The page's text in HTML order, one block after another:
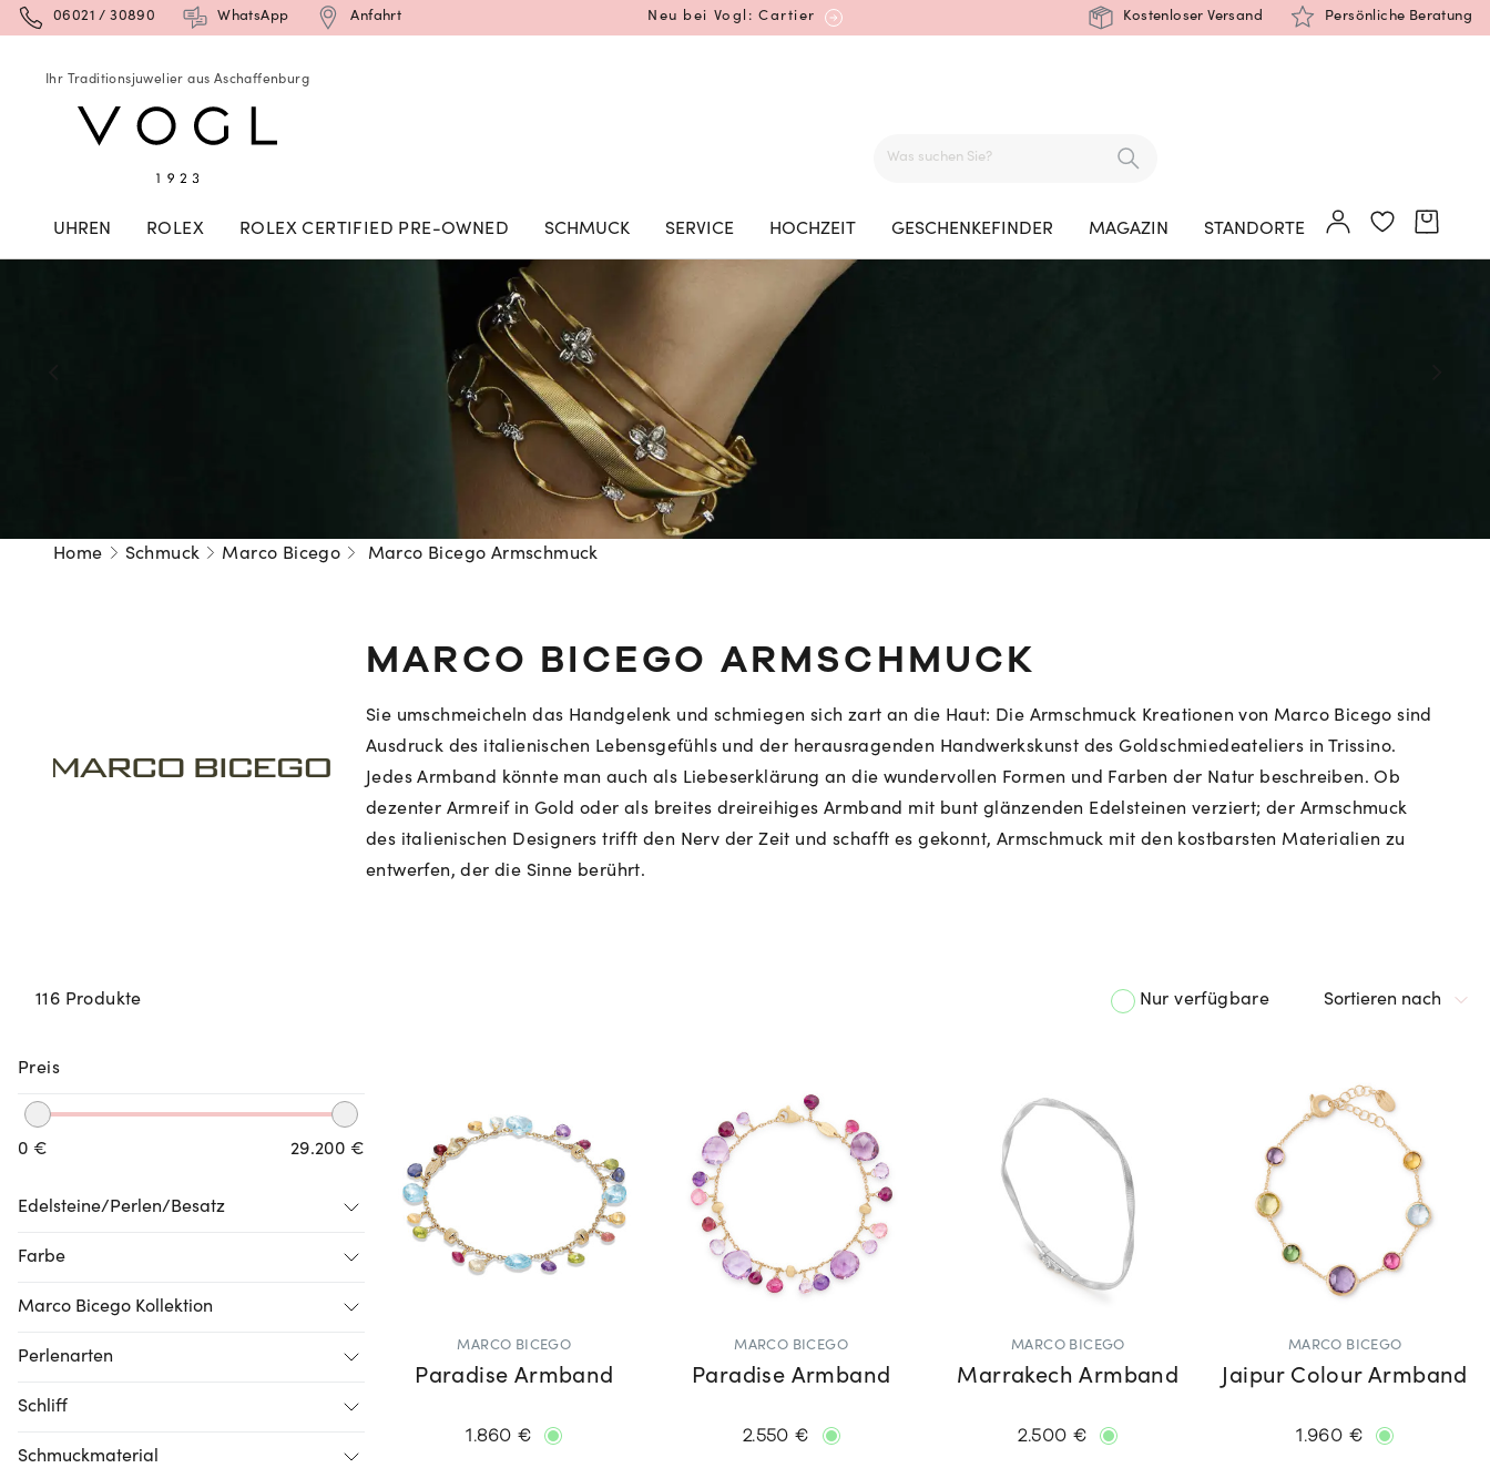
06021 / 30890 WhatsApp Anfahrt Mehr erfahren: Ikonische Uhren von Cartier
Neu bei Vogl: Uhren von Grand Seiko
Neu bei Vogl: Cartier
Mehr erfahren: Ikonische Uhren von Cartier
Kostenloser Versand Persönliche Beratung
Ihr Traditionsjuwelier aus Aschaffenburg
UHREN ROLEX ROLEX CERTIFIED PRE-OWNED SCHMUCK SERVICE HOCHZEIT GESCHENKEFINDER MAGAZIN STANDORTE
Home Schmuck Marco Bicego Marco Bicego Armschmuck
MARCO BICEGO ARMSCHMUCK
Sie umschmeicheln das Handgelenk und schmiegen sich zart an die Haut: Die Armschmuck Kreationen von Marco Bicego sind
Ausdruck des italienischen Lebensgefühls und der herausragenden Handwerkskunst des Goldschmiedeateliers in Trissino.
Jedes Armband könnte man auch als Liebeserklärung an die wundervollen Formen und Farben der Natur beschreiben. Ob
dezenter Armreif in Gold oder als breites dreireihiges Armband mit bunt glänzenden Edelsteinen verziert; der Armschmuck
des italienischen Designers trifft den Nerv der Zeit und schafft es gekonnt, Armschmuck mit den kostbarsten Materialien zu
entwerfen, der die Sinne berührt.
116 Produkte Nur verfügbare Sortieren nach
Preis
0 € 29.200 €
Edelsteine/Perlen/Besatz
Farbe
Marco Bicego Kollektion
Perlenarten
Schliff
Schmuckmaterial
MARCO BICEGO
Paradise Armband
1.860 €
MARCO BICEGO
Paradise Armband
2.550 €
MARCO BICEGO
Marrakech Armband
2.500 €
MARCO BICEGO
Jaipur Colour Armband
1.960 €